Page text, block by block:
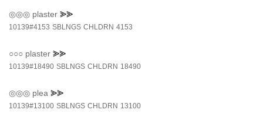
◎◎◎ plaster ⪢⪢
10139#4153 SBLNGS CHLDRN 4153
○○○ plaster ⪢⪢
10139#18490 SBLNGS CHLDRN 18490
◎◎◎ plea ⪢⪢
10139#13100 SBLNGS CHLDRN 13100